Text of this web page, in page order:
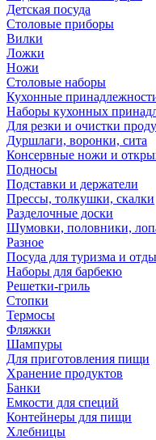
Детская посуда
Столовые приборы
Вилки
Ложки
Ножи
Столовые наборы
Кухонные
Наборы кухонных
Для резки и очистки
Дуршлаги, воронки, сита
Консервные ножи и
Подносы
Подставки и держатели
Прессы, толкушки, скалки
Разделочные доски
Шумовки, половники,
Разное
Посуда для туризма и
Наборы для барбекю
Решетки-гриль
Стопки
Термосы
Фляжки
Шампуры
Для приготовления пищи
Хранение продуктов
Банки
Емкости для специй
Контейнеры для пищи
Хлебницы